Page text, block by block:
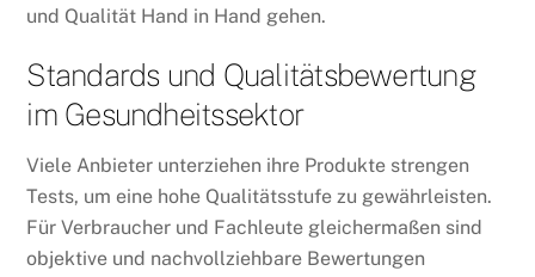
und Qualität Hand in Hand gehen.
Standards und Qualitätsbewertung
im Gesundheitssektor
Viele Anbieter unterziehen ihre Produkte strengen
Tests, um eine hohe Qualitätsstufe zu gewährleisten.
Für Verbraucher und Fachleute gleichermaßen sind
objektive und nachvollziehbare Bewertungen